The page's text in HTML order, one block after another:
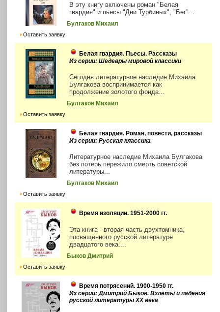
В эту книгу включены роман "Белая
гвардия" и пьесы "Дни Турбиных", "Бег"...
Булгаков Михаил
Оставить заявку
Белая гвардия. Пьесы. Рассказы
Из серии: Шедевры мировой классики
Сегодня литературное наследие Михаила
Булгакова воспринимается как
продолжение золотого фонда...
Булгаков Михаил
Оставить заявку
Белая гвардия. Роман, повести, рассказы
Из серии: Русская классика
Литературное наследие Михаила Булгакова
без потерь пережило смерть советской
литературы...
Булгаков Михаил
Оставить заявку
Время изоляции. 1951-2000 гг.
Эта книга - вторая часть двухтомника,
посвященного русской литературе
двадцатого века....
Быков Дмитрий
Оставить заявку
Время потрясений. 1900-1950 гг.
Из серии: Дмитрий Быков. Взлёты и падения
русской литературы ХХ века